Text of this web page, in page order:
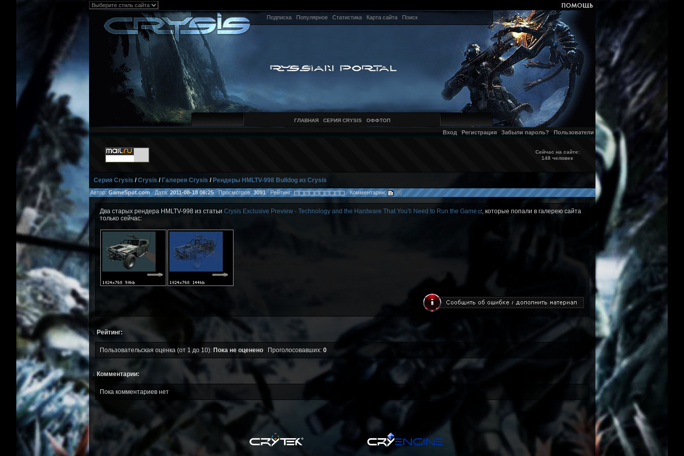
Подписка Популярное Статистика Карта сайта Поиск
ГЛАВНАЯ СЕРИЯ CRYSIS ОФФТОП
Вход Регистрация Забыли пароль? Пользователи
Сейчас на сайте:
148 человек
Серия Crysis /Crysis / Галерея Crysis / Рендеры HMLTV-998 Bulldog из Crysis
Автор: GameSpot.com Дата: 2011-08-18 06:25Просмотров:3091Рейтинг: Комментарии: (0)
Два старых рендера HMLTV-998 из статьи Crysis Exclusive Preview - Technology and the Hardware That You'll Need to Run the Game
, которые попали в галерею сайта
только сейчас:
↓ Рейтинг:
Пользовательская оценка (от 1 до 10): Пока не оцененоПроголосовавших: 0
↓ Комментарии:
Пока комментариев нет